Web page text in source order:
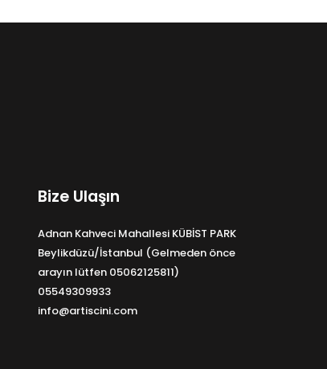
Bize Ulaşın
Adnan Kahveci Mahallesi KÜBİST PARK
Beylikdüzü/İstanbul (Gelmeden önce
arayın lütfen 05062125811)
05549309933
info@artiscini.com